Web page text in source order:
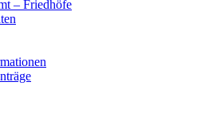
– Friedhöfe